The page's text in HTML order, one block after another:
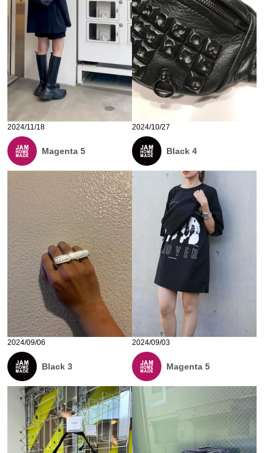
2024/11/18
Magenta 5
2024/10/27
Black 4
2024/09/06
Black 3
2024/09/03
Magenta 5